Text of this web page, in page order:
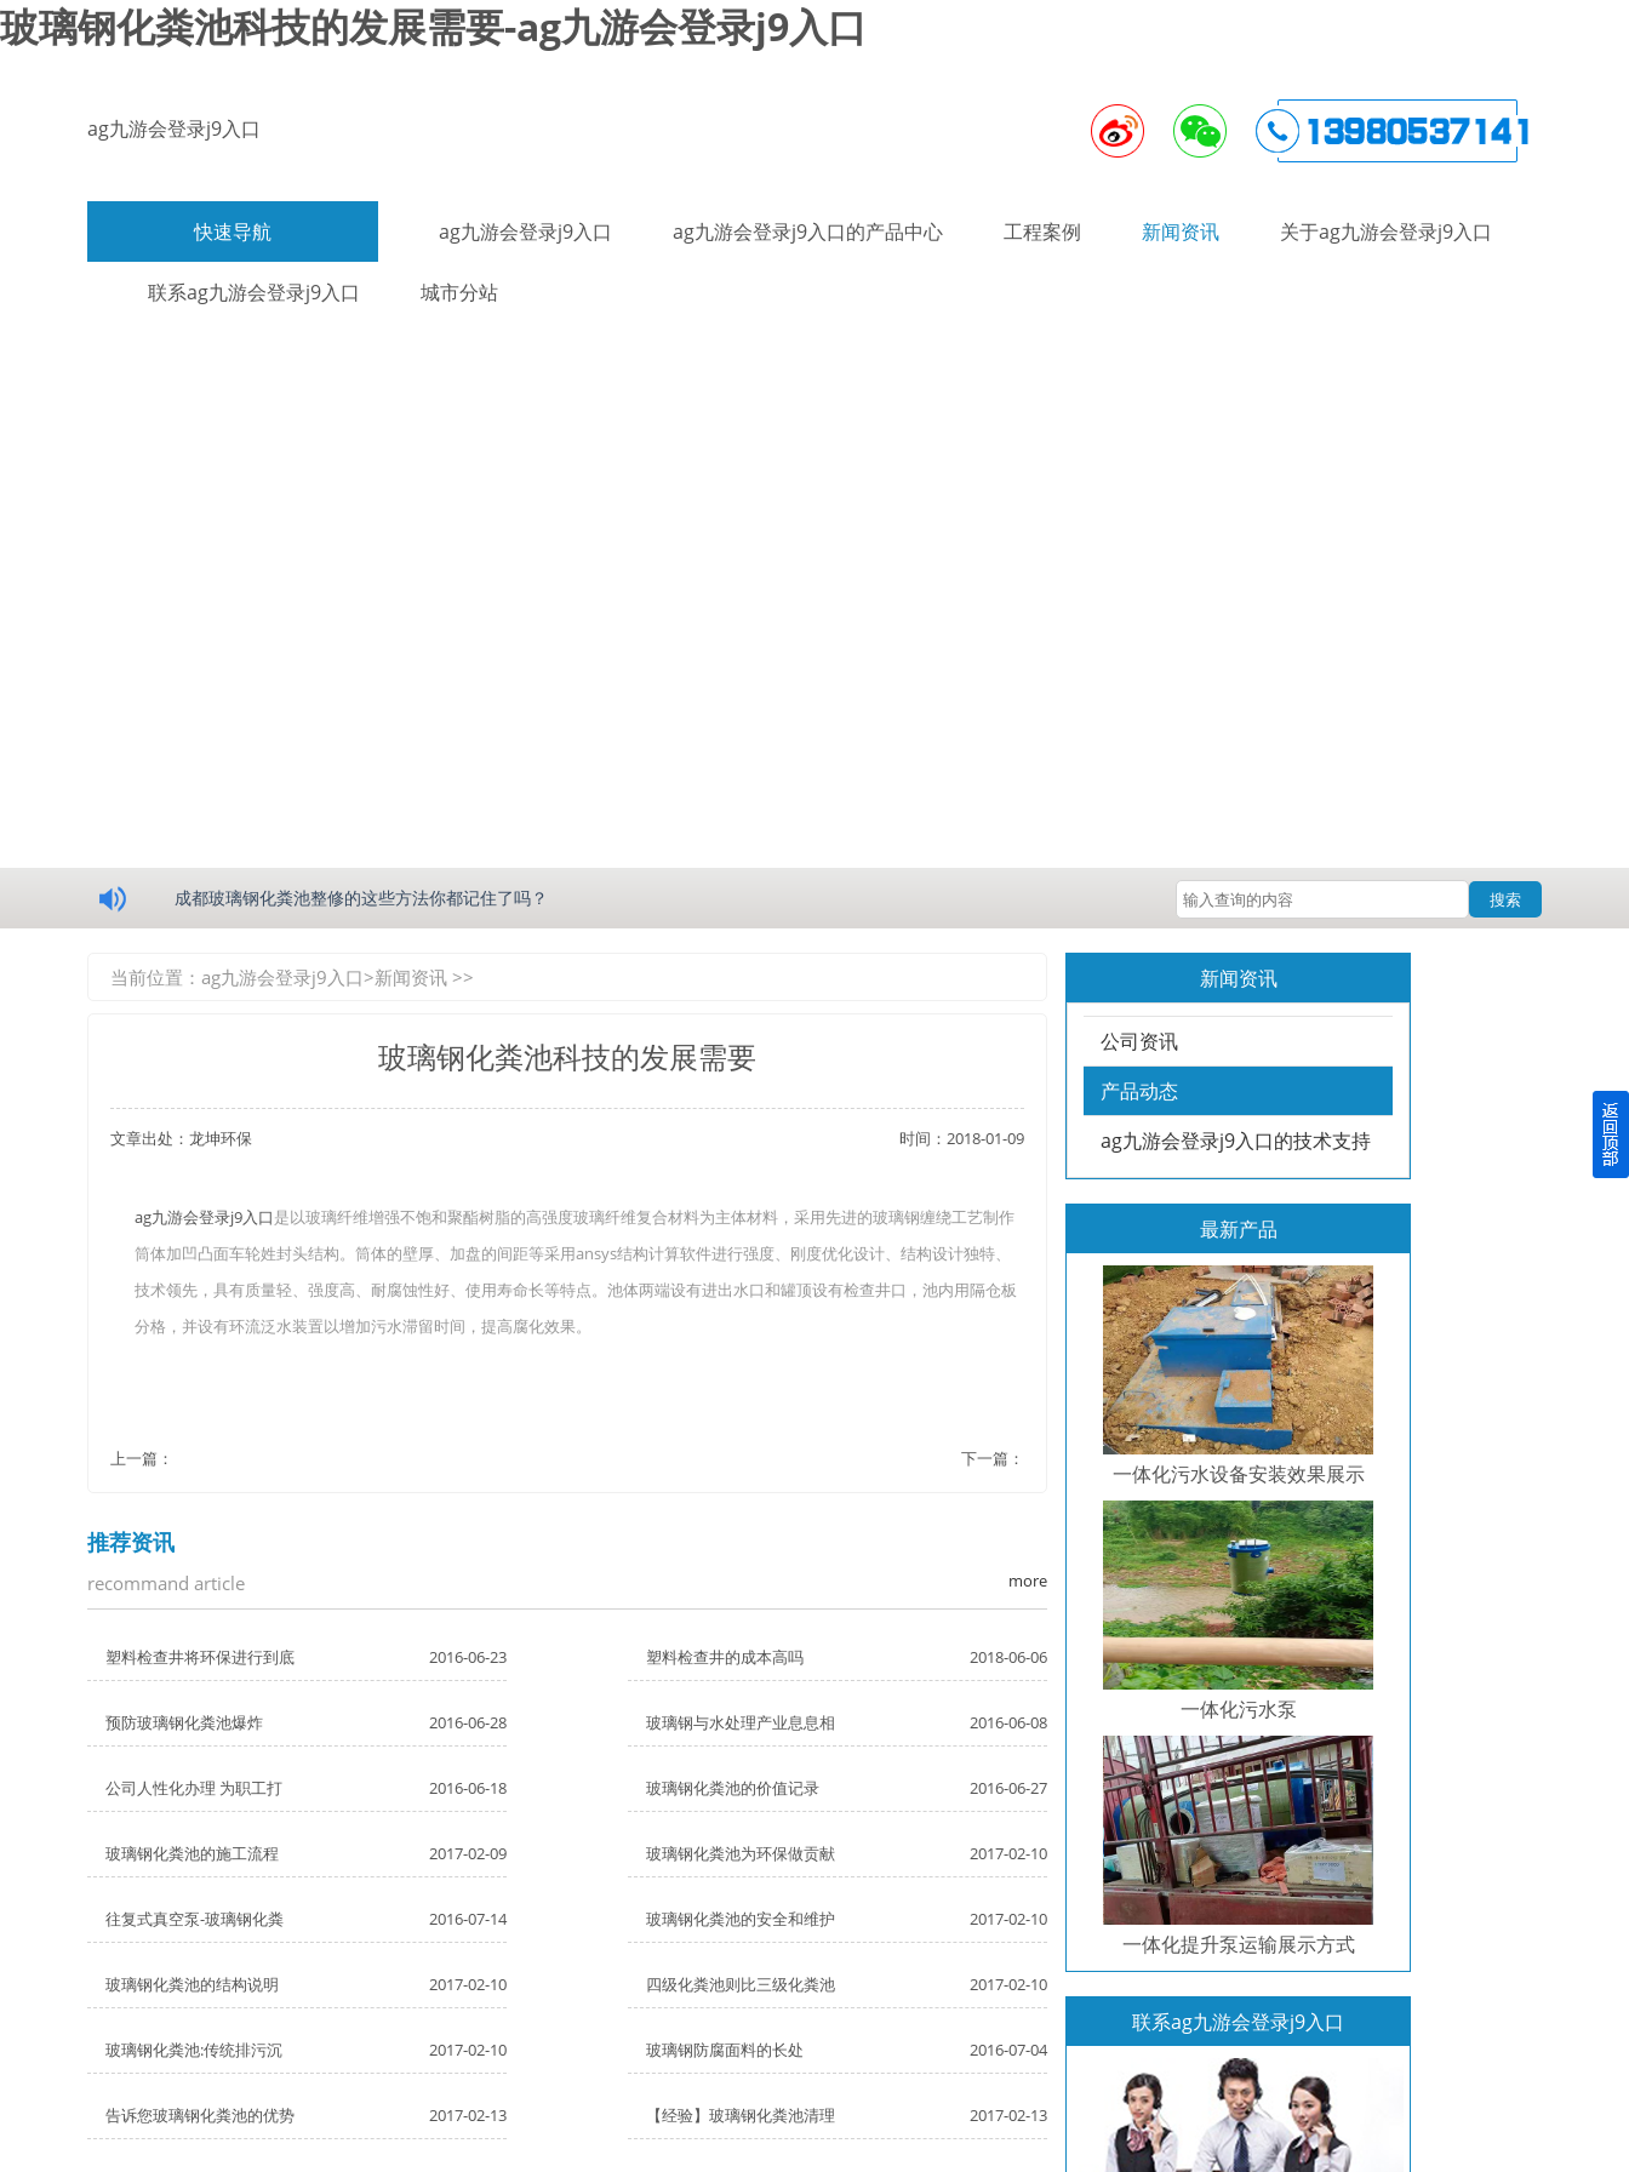
玻璃钢化粪池科技的发展需要-ag九游会登录j9入口
ag九游会登录j9入口
快速导航 ag九游会登录j9入口 ag九游会登录j9入口的产品中心 工程案例 新闻资讯 关于ag九游会登录j9入口
联系ag九游会登录j9入口 城市分站
成都玻璃钢化粪池整修的这些方法你都记住了吗？
四川玻璃钢化粪池逐渐取代传统玻璃钢化粪池的这几点原因你都记住了吗？
关于重庆玻璃钢化粪池的这些基础知识你都记住了吗？
在安装绵阳玻璃钢化粪池时可能遇到这些难题
使用成都玻璃钢化粪池的七大好处你都记住了吗？
搜索
当前位置： ag九游会登录j9入口>新闻资讯 >>
玻璃钢化粪池科技的发展需要
文章出处：龙坤环保 时间：2018-01-09
ag九游会登录j9入口是以玻璃纤维增强不饱和聚酯树脂的高强度玻璃纤维复合材料为主体材料，采用先进的玻璃钢缠绕工艺制作
筒体加凹凸面车轮姓封头结构。筒体的壁厚、加盘的间距等采用ansys结构计算软件进行强度、刚度优化设计、结构设计独特、
技术领先，具有质量轻、强度高、耐腐蚀性好、使用寿命长等特点。池体两端设有进出水口和罐顶设有检查井口，池内用隔仓板
分格，并设有环流泛水装置以增加污水滞留时间，提高腐化效果。
上一篇： 下一篇：
推荐资讯
recommand article more
塑料检查井将环保进行到底 2016-06-23 塑料检查井的成本高吗 2018-06-06
预防玻璃钢化粪池爆炸 2016-06-28 玻璃钢与水处理产业息息相 2016-06-08
公司人性化办理 为职工打 2016-06-18 玻璃钢化粪池的价值记录 2016-06-27
玻璃钢化粪池的施工流程 2017-02-09 玻璃钢化粪池为环保做贡献 2017-02-10
往复式真空泵-玻璃钢化粪 2016-07-14 玻璃钢化粪池的安全和维护 2017-02-10
玻璃钢化粪池的结构说明 2017-02-10 四级化粪池则比三级化粪池 2017-02-10
玻璃钢化粪池:传统排污沉 2017-02-10 玻璃钢防腐面料的长处 2016-07-04
告诉您玻璃钢化粪池的优势 2017-02-13 【经验】玻璃钢化粪池清理 2017-02-13
新闻资讯
公司资讯
产品动态
ag九游会登录j9入口的技术支持
最新产品
一体化污水设备安装效果展示
一体化污水泵
一体化提升泵运输展示方式
联系ag九游会登录j9入口